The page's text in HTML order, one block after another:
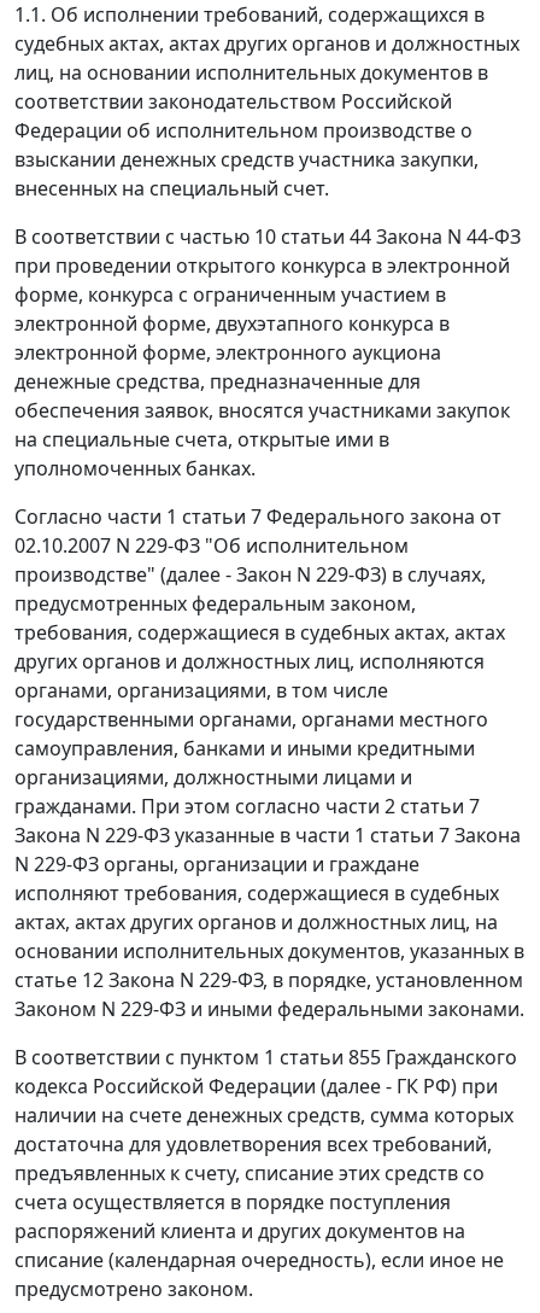
1.1. Об исполнении требований, содержащихся в
судебных актах, актах других органов и должностных
лиц, на основании исполнительных документов в
соответствии законодательством Российской
Федерации об исполнительном производстве о
взыскании денежных средств участника закупки,
внесенных на специальный счет.
В соответствии с частью 10 статьи 44 Закона N 44-ФЗ
при проведении открытого конкурса в электронной
форме, конкурса с ограниченным участием в
электронной форме, двухэтапного конкурса в
электронной форме, электронного аукциона
денежные средства, предназначенные для
обеспечения заявок, вносятся участниками закупок
на специальные счета, открытые ими в
уполномоченных банках.
Согласно части 1 статьи 7 Федерального закона от
02.10.2007 N 229-ФЗ "Об исполнительном
производстве" (далее - Закон N 229-ФЗ) в случаях,
предусмотренных федеральным законом,
требования, содержащиеся в судебных актах, актах
других органов и должностных лиц, исполняются
органами, организациями, в том числе
государственными органами, органами местного
самоуправления, банками и иными кредитными
организациями, должностными лицами и
гражданами. При этом согласно части 2 статьи 7
Закона N 229-ФЗ указанные в части 1 статьи 7 Закона
N 229-ФЗ органы, организации и граждане
исполняют требования, содержащиеся в судебных
актах, актах других органов и должностных лиц, на
основании исполнительных документов, указанных в
статье 12 Закона N 229-ФЗ, в порядке, установленном
Законом N 229-ФЗ и иными федеральными законами.
В соответствии с пунктом 1 статьи 855 Гражданского
кодекса Российской Федерации (далее - ГК РФ) при
наличии на счете денежных средств, сумма которых
достаточна для удовлетворения всех требований,
предъявленных к счету, списание этих средств со
счета осуществляется в порядке поступления
распоряжений клиента и других документов на
списание (календарная очередность), если иное не
предусмотрено законом.